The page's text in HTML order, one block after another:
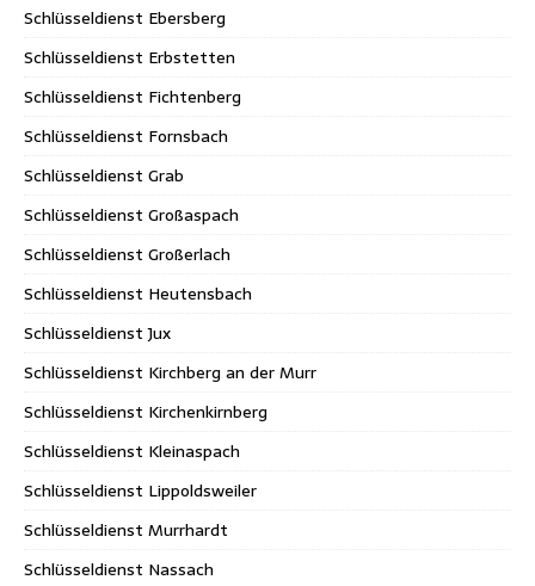
Schlüsseldienst Ebersberg
Schlüsseldienst Erbstetten
Schlüsseldienst Fichtenberg
Schlüsseldienst Fornsbach
Schlüsseldienst Grab
Schlüsseldienst Großaspach
Schlüsseldienst Großerlach
Schlüsseldienst Heutensbach
Schlüsseldienst Jux
Schlüsseldienst Kirchberg an der Murr
Schlüsseldienst Kirchenkirnberg
Schlüsseldienst Kleinaspach
Schlüsseldienst Lippoldsweiler
Schlüsseldienst Murrhardt
Schlüsseldienst Nassach